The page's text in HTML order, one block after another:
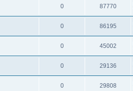
0 87770
0 86195
0 45002
0 29136
0 29808